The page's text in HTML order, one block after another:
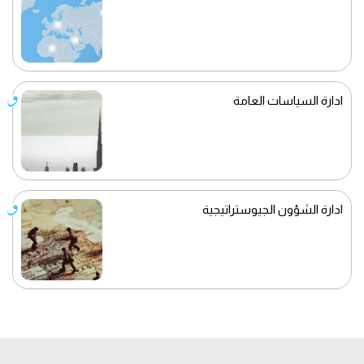
ادارة السياسات العامة
ادارة الشؤون الجيوستراتيجية